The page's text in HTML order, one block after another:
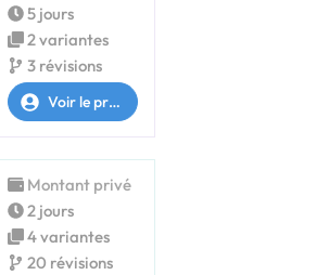
5 jours
2 variantes
3 révisions
Voir le profil
Montant privé
2 jours
4 variantes
20 révisions